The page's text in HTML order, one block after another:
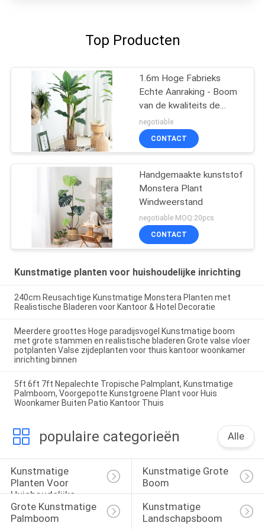
Top Producten
1.6m Hoge Fabrieks
Echte Aanraking - Boom
van de kwaliteits de
Kunstmatige Banaan
voor Hete Verkoop
negotiable
CONTACT
Handgemaakte kunststof
Monstera Plant
Windweerstand
negotiable MOQ:20pcs
CONTACT
Kunstmatige planten voor huishoudelijke inrichting
240cm Reusachtige Kunstmatige Monstera Planten met
Realistische Bladeren voor Kantoor & Hotel Decoratie
Meerdere groottes Hoge paradijsvogel Kunstmatige boom
met grote stammen en realistische bladeren Grote valse vloer
potplanten Valse zijdeplanten voor thuis kantoor woonkamer
inrichting binnen
5ft 6ft 7ft Nepalechte Tropische Palmplant, Kunstmatige
Palmboom, Voorgepotte Kunstgroene Plant voor Huis
Woonkamer Buiten Patio Kantoor Thuis
populaire categorieën Alle
Kunstmatige
Planten Voor
Huishoudelijke
Inrichting
Kunstmatige Grote
Boom
Grote Kunstmatige
Palmboom
Kunstmatige
Landschapsboom